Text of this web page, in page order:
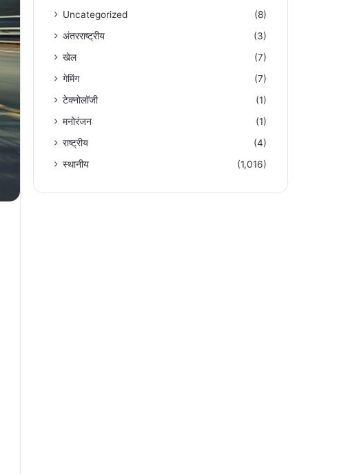
Uncategorized
(8)
अंतरराष्ट्रीय
(3)
खेल
(7)
गेमिंग
(7)
टेक्नोलॉजी
(1)
मनोरंजन
(1)
राष्ट्रीय
(4)
स्थानीय
(1,016)